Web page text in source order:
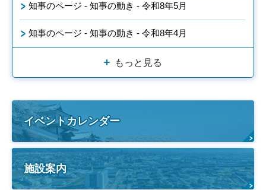
知事のページ - 知事の動き - 令和8年5月
知事のページ - 知事の動き - 令和8年4月
もっと見る
イベントカレンダー
施設案内